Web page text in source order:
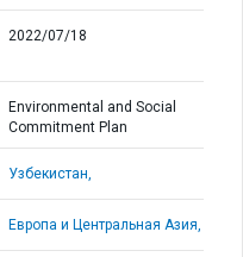
2022/07/18
Environmental and Social
Commitment Plan
Узбекистан,
Европа и Центральная Азия,